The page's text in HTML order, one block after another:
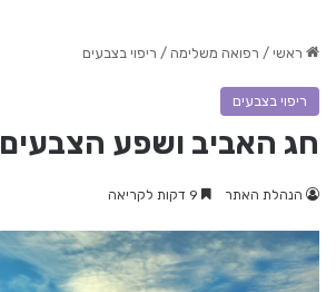
ראשי / רפואה משלימה / ריפוי בצבעים
ריפוי בצבעים
חג האביב ושפע הצבעים
הנהלת האתר